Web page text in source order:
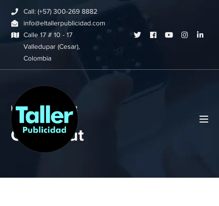
Call: (+57) 300-269 8882
info@eltallerpublicidad.com
Calle 17 # 10 - 17
Valledupar (Cesar),
Colombia
TwitterFacebook
YoutubeInstagram
Home Checkout
Checkout